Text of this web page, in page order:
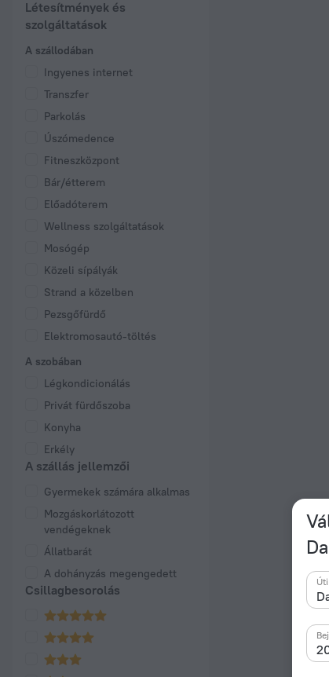
Létesítmények és
szolgáltatások
A szállodában
Ingyenes internet
Transzfer
Parkolás
Úszómedence
Fitneszközpont
Bár/étterem
Előadóterem
Wellness szolgáltatások
Mosógép
Közeli sípályák
Strand a közelben
Pezsgőfürdő
Elektromosautó-töltés
A szobában
Légkondicionálás
Privát fürdőszoba
Konyha
Erkély
A szállás jellemzői
Gyermekek számára alkalmas
Mozgáskorlátozott
vendégeknek
Állatbarát
A dohányzás megengedett
Csillagbesorolás